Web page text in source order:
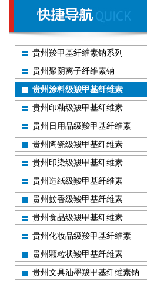
贵州羧甲基纤维素钠系列
贵州聚阴离子纤维素钠
贵州涂料级羧甲基纤维素
贵州印釉级羧甲基纤维素
贵州日用品级羧甲基纤维素
贵州陶瓷级羧甲基纤维素
贵州印染级羧甲基纤维素
贵州造纸级羧甲基纤维素
贵州蚊香级羧甲基纤维素
贵州食品级羧甲基纤维素
贵州化妆品级羧甲基纤维素
贵州颗粒状羧甲基纤维素
贵州文具油墨羧甲基纤维素钠